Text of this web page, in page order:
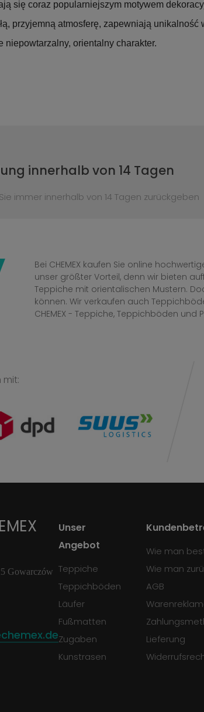
się coraz popularniejszym motywem
przyjemną atmosferę, zapewniają unikalność
niepowtarzalny, orientalny charakter.
innerhalb von 14 Tagen
immer innerhalb von 14 Tagen zurückgeben
Bei CHEMEX kaufen Sie online
unser größter Vorteil, denn wir bieten
Teppiche mit orientalischen Mustern.
können. Wir verkaufen auch
CHEMEX - Teppiche, Teppichböden und
mit:
Gowarczów
Unser
Angebot
Teppiche
Teppichböden
Läufer
Fußmatten
Zugaben
Kunstrasen
Wie man
Wie man
AGB
Lieferung